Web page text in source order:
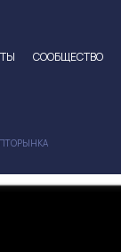
CООБЩЕСТВО